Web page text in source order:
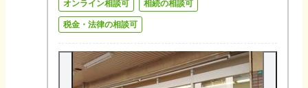
オンライン相談可 相続の相談可
税金・法律の相談可